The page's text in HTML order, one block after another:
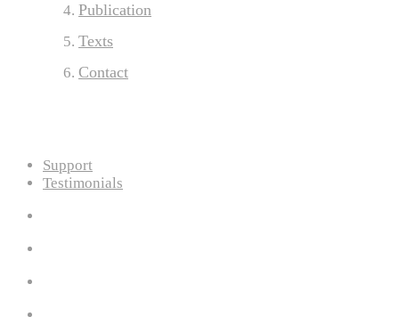
Publication
Texts
Contact
Support
Testimonials